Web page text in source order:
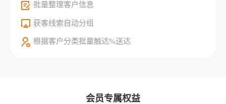
批量整理客户信息
获客线索自动分组
根据客户分类批量触达%送达
会员专属权益